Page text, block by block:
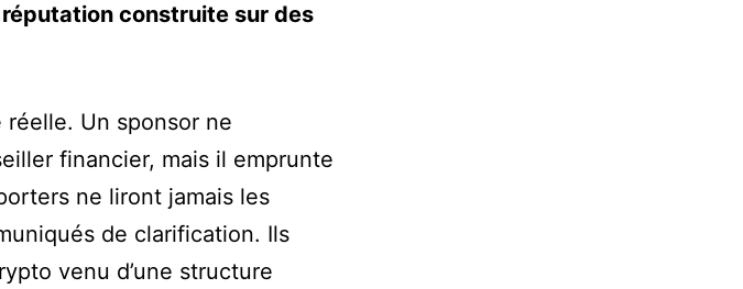
construite sur des
Un sponsor ne
financier, mais il emprunte
ne liront jamais les
de clarification. Ils
venu d’une structure